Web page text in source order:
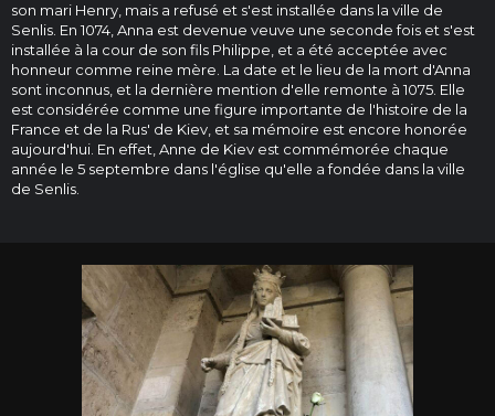
son mari Henry, mais a refusé et s'est installée dans la ville de
Senlis. En 1074, Anna est devenue veuve une seconde fois et s'est
installée à la cour de son fils Philippe, et a été acceptée avec
honneur comme reine mère. La date et le lieu de la mort d'Anna
sont inconnus, et la dernière mention d'elle remonte à 1075. Elle
est considérée comme une figure importante de l'histoire de la
France et de la Rus' de Kiev, et sa mémoire est encore honorée
aujourd'hui. En effet, Anne de Kiev est commémorée chaque
année le 5 septembre dans l'église qu'elle a fondée dans la ville
de Senlis.